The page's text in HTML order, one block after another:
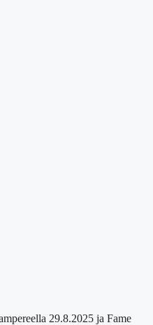
29.8.2025 ja Fame